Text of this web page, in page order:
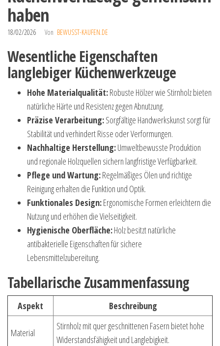
haben
18/02/2026 Von BEWUSST-KAUFEN.DE
Wesentliche Eigenschaften
langlebiger Küchenwerkzeuge
Hohe Materialqualität:Robuste Hölzer wie Stirnholz bieten
natürliche Härte und Resistenz gegen Abnutzung.
Präzise Verarbeitung:Sorgfältige Handwerkskunst sorgt für
Stabilität und verhindert Risse oder Verformungen.
Nachhaltige Herstellung:Umweltbewusste Produktion
und regionale Holzquellen sichern langfristige Verfügbarkeit.
Pflege und Wartung:Regelmäßiges Ölen und richtige
Reinigung erhalten die Funktion und Optik.
Funktionales Design:Ergonomische Formen erleichtern die
Nutzung und erhöhen die Vielseitigkeit.
Hygienische Oberfläche:Holz besitzt natürliche
antibakterielle Eigenschaften für sichere
Lebensmittelzubereitung.
Tabellarische Zusammenfassung
Aspekt Beschreibung
Material
Stirnholz mit quer geschnittenen Fasern bietet hohe
Widerstandsfähigkeit und Langlebigkeit.